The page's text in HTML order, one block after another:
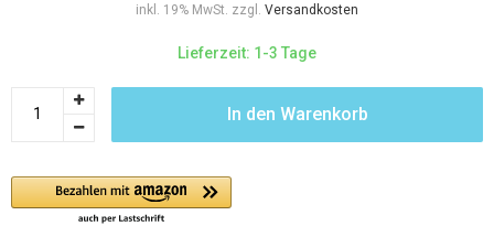
inkl. 19% MwSt. zzgl. Versandkosten
Lieferzeit: 1-3 Tage
In den Warenkorb